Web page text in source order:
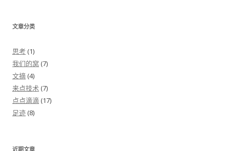
文章分类
思考 (1)
我们的窝 (7)
文摘 (4)
来点技术 (7)
点点滴滴 (17)
足迹 (8)
近期文章